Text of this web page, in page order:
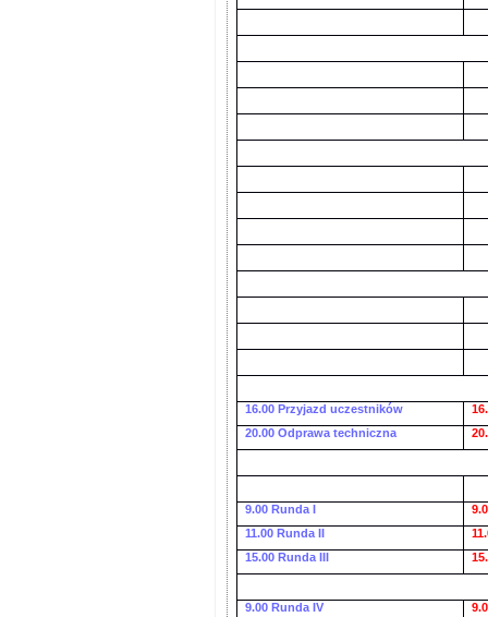
16.00 Przyjazd uczestników
20.00 Odprawa techniczna
9.00 Runda I
11.00 Runda II
15.00 Runda III
9.00 Runda IV